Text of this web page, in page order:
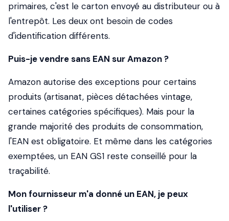
primaires, c'est le carton envoyé au distributeur ou à
l'entrepôt. Les deux ont besoin de codes
d'identification différents.
Puis-je vendre sans EAN sur Amazon ?
Amazon autorise des exceptions pour certains
produits (artisanat, pièces détachées vintage,
certaines catégories spécifiques). Mais pour la
grande majorité des produits de consommation,
l'EAN est obligatoire. Et même dans les catégories
exemptées, un EAN GS1 reste conseillé pour la
traçabilité.
Mon fournisseur m'a donné un EAN, je peux
l'utiliser ?